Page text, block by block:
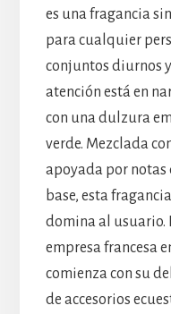
es una fragancia
para cualquier
conjuntos diurnos
atención está en
con una dulzura
verde. Mezclada
apoyada por notas
base, esta
domina al usuario.
empresa francesa
comienza con su
de accesorios